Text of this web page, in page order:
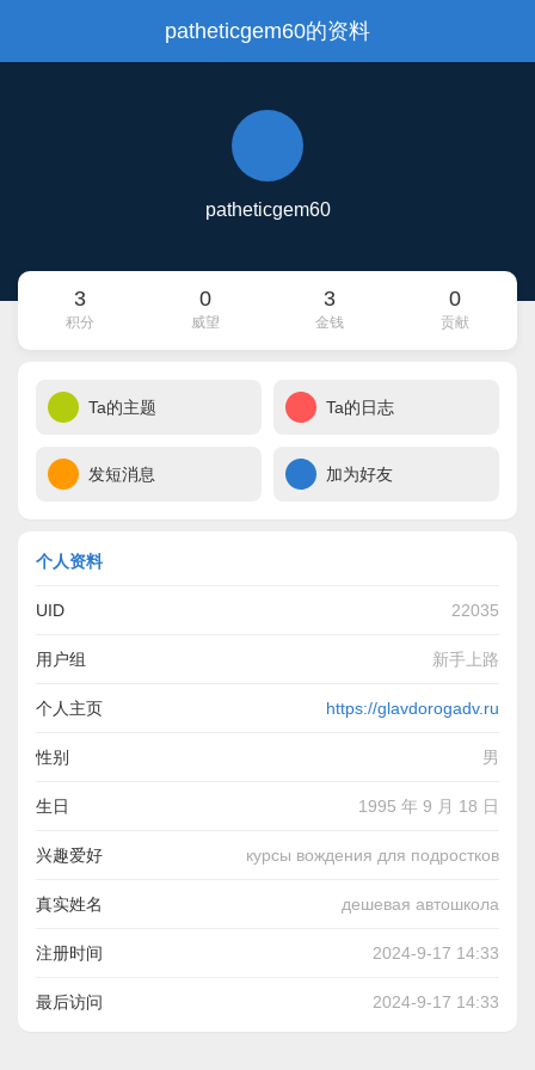
patheticgem60的资料
patheticgem60
3
积分
0
威望
3
金钱
0
贡献
Ta的主题 Ta的日志
发短消息 加为好友
个人资料
UID 22035
用户组 新手上路
个人主页 https://glavdorogadv.ru
性别 男
生日 1995 年 9 月 18 日
兴趣爱好 курсы вождения для подростков
真实姓名 дешевая автошкола
注册时间 2024-9-17 14:33
最后访问 2024-9-17 14:33